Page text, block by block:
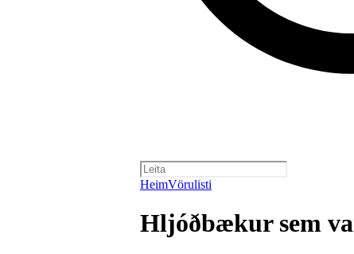
HeimVörulisti
Hljóðbækur sem